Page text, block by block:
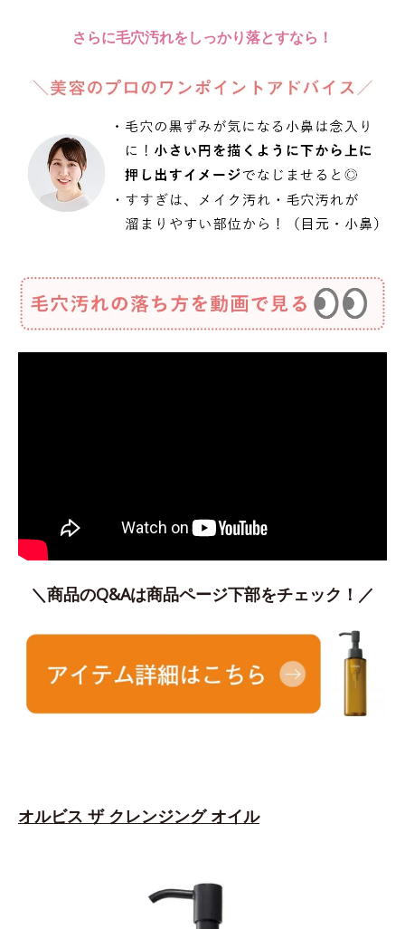
さらに毛穴汚れをしっかり落とすなら！
＼商品のQ&Aは商品ページ下部をチェック！／
オルビス ザ クレンジング オイル